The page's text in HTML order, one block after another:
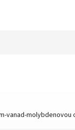
vanad-molybdenovou